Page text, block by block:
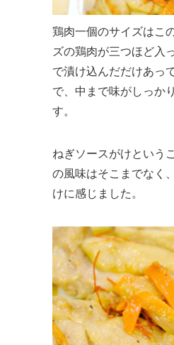
鶏肉一個のサイズはこ
ズの鶏肉が三つほど入
で漬け込んだだけあっ
で、中まで味がしっか
す。
ねぎソースがけという
の風味はそこまでなく
けに感じました。